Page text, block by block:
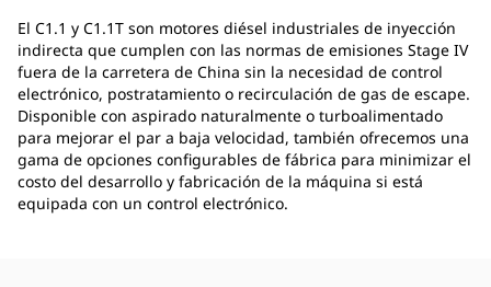
El C1.1 y C1.1T son motores diésel industriales de inyección
indirecta que cumplen con las normas de emisiones Stage IV
fuera de la carretera de China sin la necesidad de control
electrónico, postratamiento o recirculación de gas de escape.
Disponible con aspirado naturalmente o turboalimentado
para mejorar el par a baja velocidad, también ofrecemos una
gama de opciones configurables de fábrica para minimizar el
costo del desarrollo y fabricación de la máquina si está
equipada con un control electrónico.